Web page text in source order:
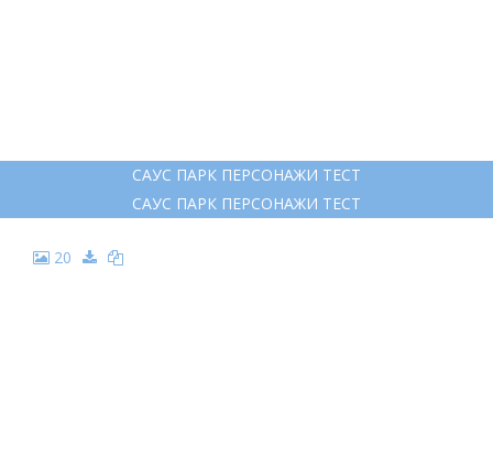
САУС ПАРК ПЕРСОНАЖИ ТЕСТ
САУС ПАРК ПЕРСОНАЖИ ТЕСТ
20